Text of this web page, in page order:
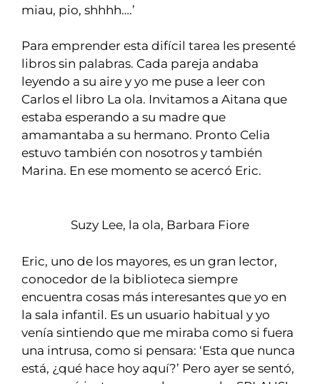
miau, pio, shhhh….’
Para emprender esta difícil tarea les presenté
libros sin palabras. Cada pareja andaba
leyendo a su aire y yo me puse a leer con
Carlos el libro La ola. Invitamos a Aitana que
estaba esperando a su madre que
amamantaba a su hermano. Pronto Celia
estuvo también con nosotros y también
Marina. En ese momento se acercó Eric.
Suzy Lee, la ola, Barbara Fiore
Eric, uno de los mayores, es un gran lector,
conocedor de la biblioteca siempre
encuentra cosas más interesantes que yo en
la sala infantil. Es un usuario habitual y yo
venía sintiendo que me miraba como si fuera
una intrusa, como si pensara: ‘Esta que nunca
está, ¿qué hace hoy aquí?’ Pero ayer se sentó,